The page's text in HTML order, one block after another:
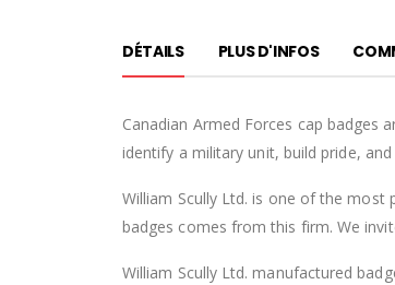
Galerie
d’images
DÉTAILS
Canadian Armed Forces cap badges
identify a military unit, build pride,
William Scully Ltd. is one of the most
badges comes from this firm. We
William Scully Ltd. manufactured
PLUS D'INFOS